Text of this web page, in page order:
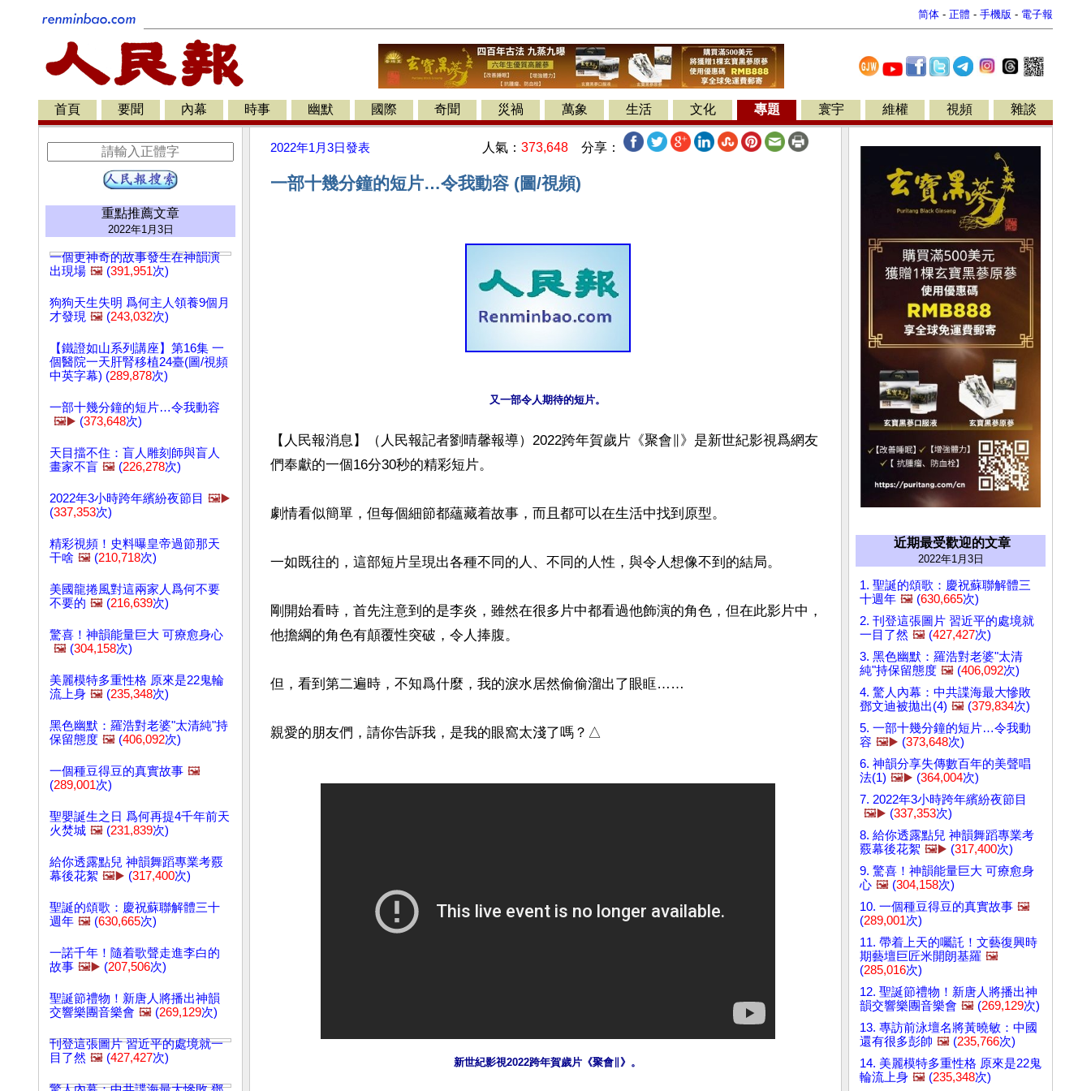
简体 - 正體 - 手機版 - 電子報
首頁 要聞 內幕 時事 幽默 國際 奇聞 災禍 萬象 生活 文化 專題 寰宇 維權 視頻 雜談
重點推薦文章
2022年1月3日
一個更神奇的故事發生在神韻演
出現場 🖼️ (391,951次)
狗狗天生失明 爲何主人領養9個月
才發現 🖼️ (243,032次)
【鐵證如山系列講座】第16集 一
個醫院一天肝腎移植24臺(圖/視頻
中英字幕) (289,878次)
一部十幾分鐘的短片…令我動容
🖼️▶️ (373,648次)
天目擋不住：盲人雕刻師與盲人
畫家不盲 🖼️ (226,278次)
2022年3小時跨年繽紛夜節目 🖼️▶️
(337,353次)
精彩視頻！史料曝皇帝過節那天
干啥 🖼️ (210,718次)
美國龍捲風對這兩家人爲何不要
不要的 🖼️ (216,639次)
驚喜！神韻能量巨大 可療愈身心
🖼️ (304,158次)
美麗模特多重性格 原來是22鬼輪
流上身 🖼️ (235,348次)
黑色幽默：羅浩對老婆"太清純"持
保留態度 🖼️ (406,092次)
一個種豆得豆的真實故事 🖼️
(289,001次)
聖嬰誕生之日 爲何再提4千年前天
火焚城 🖼️ (231,839次)
給你透露點兒 神韻舞蹈專業考覈
幕後花絮 🖼️▶️ (317,400次)
聖誕的頌歌：慶祝蘇聯解體三十
週年 🖼️ (630,665次)
一諾千年！隨着歌聲走進李白的
故事 🖼️▶️ (207,506次)
聖誕節禮物！新唐人將播出神韻
交響樂團音樂會 🖼️ (269,129次)
刊登這張圖片 習近平的處境就一
目了然 🖼️ (427,427次)
2022年1月3日發表 人氣： 373,648 分享：
一部十幾分鐘的短片…令我動容 (圖/視頻)
又一部令人期待的短片。
【人民報消息】（人民報記者劉晴馨報導）2022跨年賀歲片《聚會∥》是新世紀影視爲網友
們奉獻的一個16分30秒的精彩短片。
劇情看似簡單，但每個細節都蘊藏着故事，而且都可以在生活中找到原型。
一如既往的，這部短片呈現出各種不同的人、不同的人性，與令人想像不到的結局。
剛開始看時，首先注意到的是李炎，雖然在很多片中都看過他飾演的角色，但在此影片中，
他擔綱的角色有顛覆性突破，令人捧腹。
但，看到第二遍時，不知爲什麼，我的淚水居然偷偷溜出了眼眶……
新世紀影視2022跨年賀歲片《聚會∥》。
近期最受歡迎的文章
2022年1月3日
1. 聖誕的頌歌：慶祝蘇聯解體三
十週年 🖼️ (630,665次)
2. 刊登這張圖片 習近平的處境就
一目了然 🖼️ (427,427次)
3. 黑色幽默：羅浩對老婆"太清
純"持保留態度 🖼️ (406,092次)
4. 驚人內幕：中共諜海最大慘敗
鄧文迪被拋出(4) 🖼️ (379,834次)
5. 一部十幾分鐘的短片…令我動
容 🖼️▶️ (373,648次)
6. 神韻分享失傳數百年的美聲唱
法(1) 🖼️▶️ (364,004次)
7. 2022年3小時跨年繽紛夜節目
🖼️▶️ (337,353次)
8. 給你透露點兒 神韻舞蹈專業考
覈幕後花絮 🖼️▶️ (317,400次)
9. 驚喜！神韻能量巨大 可療愈身
心 🖼️ (304,158次)
10. 一個種豆得豆的真實故事 🖼️
(289,001次)
11. 帶着上天的囑託！文藝復興時
期藝壇巨匠米開朗基羅 🖼️
(285,016次)
12. 聖誕節禮物！新唐人將播出神
韻交響樂團音樂會 🖼️ (269,129次)
13. 專訪前泳壇名將黃曉敏：中國
還有很多彭帥 🖼️ (235,766次)
14. 美麗模特多重性格 原來是22鬼
輪流上身 🖼️ (235,348次)